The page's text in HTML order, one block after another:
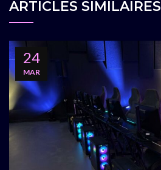
ARTICLES SIMILAIRES
24
MAR